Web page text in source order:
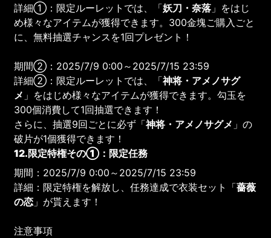
詳細①：限定ルーレットでは、「妖刀・奈落 」をはじ
め様々なアイテムが獲得できます。300金塊ご購入ごと
に、無料抽選チャンスを1回プレゼント！
期間②：2025/7/9 0:00～2025/7/15 23:59
詳細②：限定ルーレットでは、「神将・アメノサグ
メ 」をはじめ様々なアイテムが獲得できます。勾玉を
300個消費して1回抽選できます！
さらに、抽選9回ごとに必ず「神将・アメノサグメ 」の
破片が1個獲得できます！
12.限定特権その①：限定任務
期間：2025/7/9 0:00～2025/7/15 23:59
詳細：限定特権を解放し、任務達成で衣装セット「薔薇
の恋 」が貰えます！
注意事項